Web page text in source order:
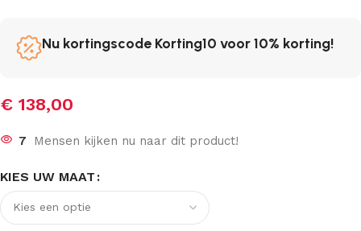
Nu kortingscode Korting10 voor 10% korting!
€ 138,00
7 Mensen kijken nu naar dit product!
KIES UW MAAT